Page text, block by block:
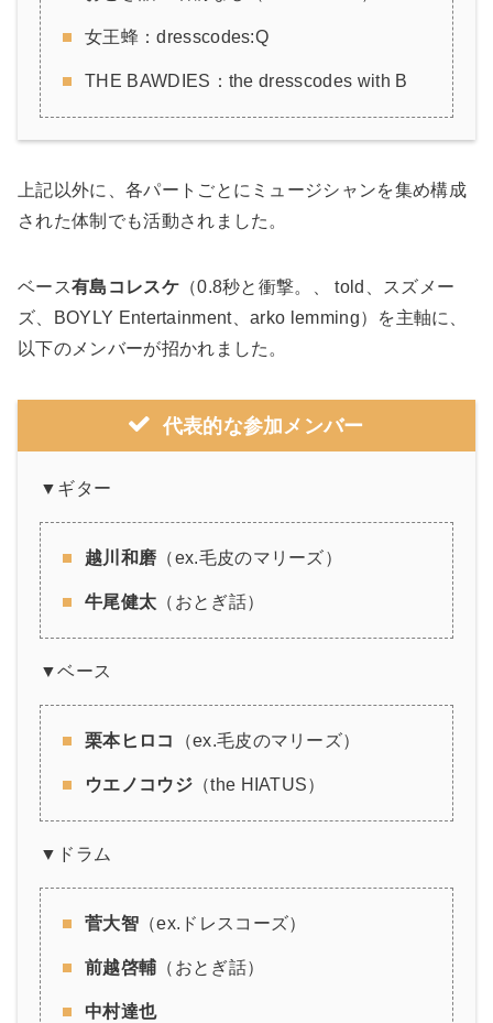
女王蜂：dresscodes:Q
THE BAWDIES：the dresscodes with B
上記以外に、各パートごとにミュージシャンを集め構成
された体制でも活動されました。
ベース有島コレスケ（0.8秒と衝撃。、 told、スズメー
ズ、BOYLY Entertainment、arko lemming）を主軸に、
以下のメンバーが招かれました。
代表的な参加メンバー
▼ギター
越川和磨 （ex.毛皮のマリーズ）
牛尾健太 （おとぎ話）
▼ベース
栗本ヒロコ （ex.毛皮のマリーズ）
ウエノコウジ（the HIATUS）
▼ドラム
菅大智（ex.ドレスコーズ）
前越啓輔 （おとぎ話）
中村達也